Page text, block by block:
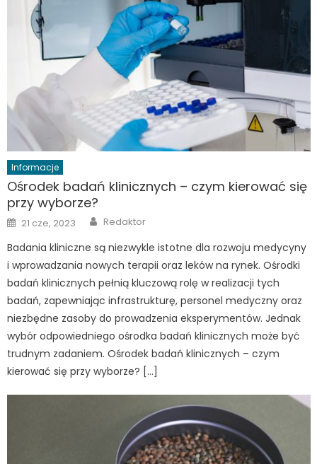
Informacje
Ośrodek badań klinicznych – czym kierować się
przy wyborze?
Posted
on
21 cze, 2023 Author
Redaktor
Badania kliniczne są niezwykle istotne dla rozwoju medycyny
i wprowadzania nowych terapii oraz leków na rynek. Ośrodki
badań klinicznych pełnią kluczową rolę w realizacji tych
badań, zapewniając infrastrukturę, personel medyczny oraz
niezbędne zasoby do prowadzenia eksperymentów. Jednak
wybór odpowiedniego ośrodka badań klinicznych może być
trudnym zadaniem. Ośrodek badań klinicznych – czym
kierować się przy wyborze? […]